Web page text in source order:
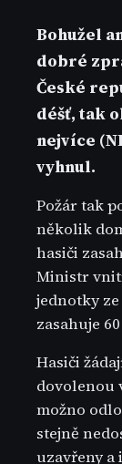
Bohužel
dobré
České
déšť, tak
nejvíce
vyhnul.
Požár tak
několik
hasiči
Ministr
jednotky ze
zasahuje
Hasiči
dovolenou
možno
stejně
uzavřeny a